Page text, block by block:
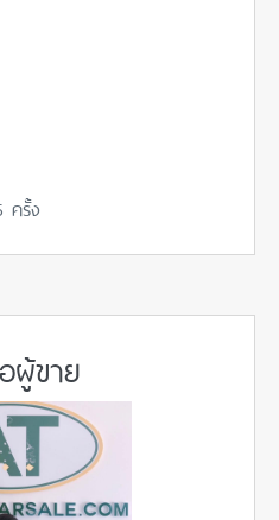
ครั้ง
ผู้ขาย